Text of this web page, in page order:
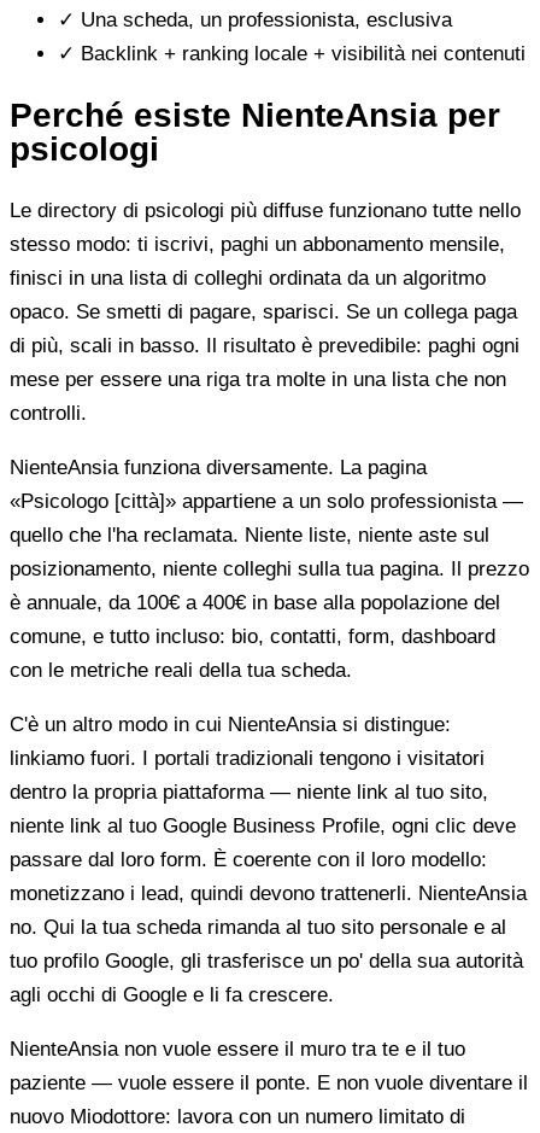
✓ Una scheda, un professionista, esclusiva
✓ Backlink + ranking locale + visibilità nei contenuti
Perché esiste NienteAnsia per
psicologi
Le directory di psicologi più diffuse funzionano tutte nello
stesso modo: ti iscrivi, paghi un abbonamento mensile,
finisci in una lista di colleghi ordinata da un algoritmo
opaco. Se smetti di pagare, sparisci. Se un collega paga
di più, scali in basso. Il risultato è prevedibile: paghi ogni
mese per essere una riga tra molte in una lista che non
controlli.
NienteAnsia funziona diversamente. La pagina
«Psicologo [città]» appartiene a un solo professionista —
quello che l'ha reclamata. Niente liste, niente aste sul
posizionamento, niente colleghi sulla tua pagina. Il prezzo
è annuale, da 100€ a 400€ in base alla popolazione del
comune, e tutto incluso: bio, contatti, form, dashboard
con le metriche reali della tua scheda.
C'è un altro modo in cui NienteAnsia si distingue:
linkiamo fuori. I portali tradizionali tengono i visitatori
dentro la propria piattaforma — niente link al tuo sito,
niente link al tuo Google Business Profile, ogni clic deve
passare dal loro form. È coerente con il loro modello:
monetizzano i lead, quindi devono trattenerli. NienteAnsia
no. Qui la tua scheda rimanda al tuo sito personale e al
tuo profilo Google, gli trasferisce un po' della sua autorità
agli occhi di Google e li fa crescere.
NienteAnsia non vuole essere il muro tra te e il tuo
paziente — vuole essere il ponte. E non vuole diventare il
nuovo Miodottore: lavora con un numero limitato di